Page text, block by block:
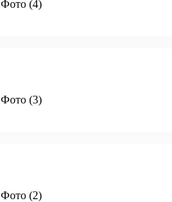
Фото (4)
Фото (3)
Фото (2)